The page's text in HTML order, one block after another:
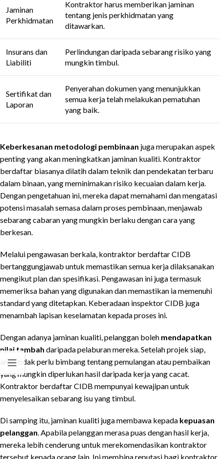
Jaminan
Perkhidmatan
Kontraktor harus memberikan jaminan
tentang jenis perkhidmatan yang
ditawarkan.
Insurans dan
Liabiliti
Perlindungan daripada sebarang risiko yang
mungkin timbul.
Sertifikat dan
Laporan
Penyerahan dokumen yang menunjukkan
semua kerja telah melakukan pematuhan
yang baik.
Keberkesanan metodologi pembinaan juga merupakan aspek
penting yang akan meningkatkan jaminan kualiti. Kontraktor
berdaftar biasanya dilatih dalam teknik dan pendekatan terbaru
dalam binaan, yang meminimakan risiko kecuaian dalam kerja.
Dengan pengetahuan ini, mereka dapat memahami dan mengatasi
potensi masalah semasa dalam proses pembinaan, menjawab
sebarang cabaran yang mungkin berlaku dengan cara yang
berkesan.
Melalui pengawasan berkala, kontraktor berdaftar CIDB
bertanggungjawab untuk memastikan semua kerja dilaksanakan
mengikut plan dan spesifikasi. Pengawasan ini juga termasuk
memeriksa bahan yang digunakan dan memastikan ia memenuhi
standard yang ditetapkan. Keberadaan inspektor CIDB juga
menambah lapisan keselamatan kepada proses ini.
Dengan adanya jaminan kualiti, pelanggan boleh mendapatkan
nilai tambah daripada pelaburan mereka. Setelah projek siap,
anda tidak perlu bimbang tentang pemulangan atau pembaikan
yang mungkin diperlukan hasil daripada kerja yang cacat.
Kontraktor berdaftar CIDB mempunyai kewajipan untuk
menyelesaikan sebarang isu yang timbul.
Di samping itu, jaminan kualiti juga membawa kepada kepuasan
pelanggan . Apabila pelanggan merasa puas dengan hasil kerja,
mereka lebih cenderung untuk merekomendasikan kontraktor
tersebut kepada orang lain. Ini membina reputasi bagi kontraktor